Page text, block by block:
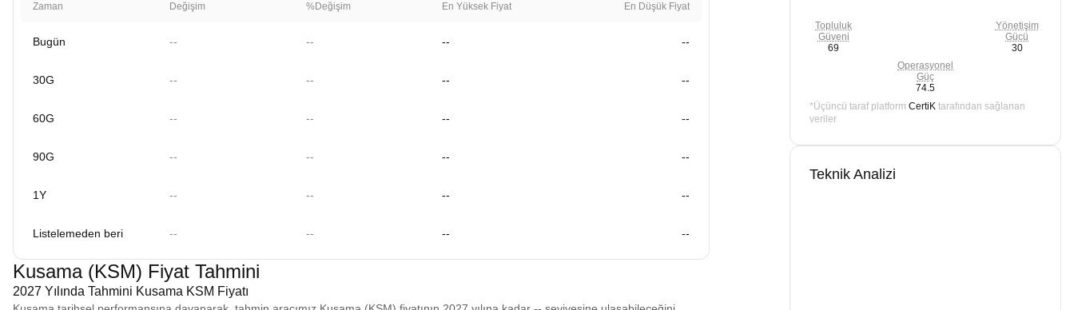
Zaman Değişim %Değişim En Yüksek Fiyat En Düşük Fiyat
Bugün -- -- -- --
30G -- -- -- --
60G -- -- -- --
90G -- -- -- --
1Y -- -- -- --
Listelemeden beri -- -- -- --
Kusama (KSM) Fiyat Tahmini
2027 Yılında Tahmini Kusama KSM Fiyatı
Topluluk
Güveni
69
Operasyonel
Güç
74.5
Yönetişim
Gücü
30
*Üçüncü taraf platform CertiK tarafından sağlanan
veriler
Teknik Analizi